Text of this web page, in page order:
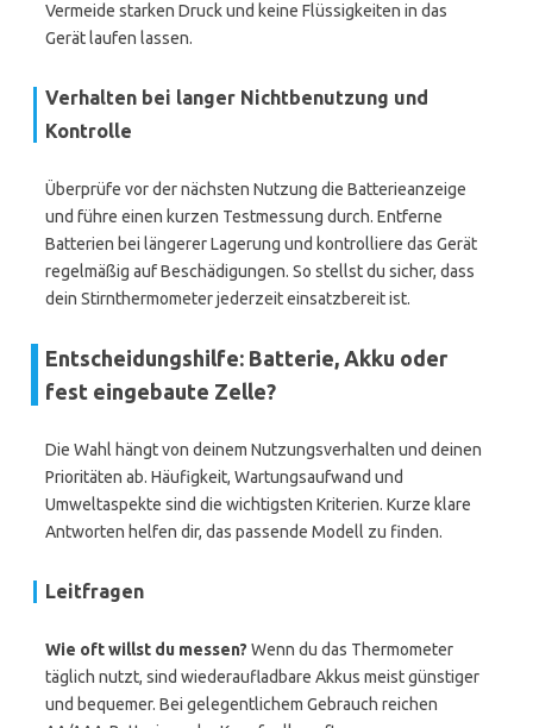
Vermeide starken Druck und keine Flüssigkeiten in das
Gerät laufen lassen.
Verhalten bei langer Nichtbenutzung und
Kontrolle
Überprüfe vor der nächsten Nutzung die Batterieanzeige
und führe einen kurzen Testmessung durch. Entferne
Batterien bei längerer Lagerung und kontrolliere das Gerät
regelmäßig auf Beschädigungen. So stellst du sicher, dass
dein Stirnthermometer jederzeit einsatzbereit ist.
Entscheidungshilfe: Batterie, Akku oder
fest eingebaute Zelle?
Die Wahl hängt von deinem Nutzungsverhalten und deinen
Prioritäten ab. Häufigkeit, Wartungsaufwand und
Umweltaspekte sind die wichtigsten Kriterien. Kurze klare
Antworten helfen dir, das passende Modell zu finden.
Leitfragen
Wie oft willst du messen? Wenn du das Thermometer
täglich nutzt, sind wiederaufladbare Akkus meist günstiger
und bequemer. Bei gelegentlichem Gebrauch reichen